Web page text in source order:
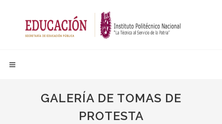
GALERÍA DE TOMAS DE
PROTESTA